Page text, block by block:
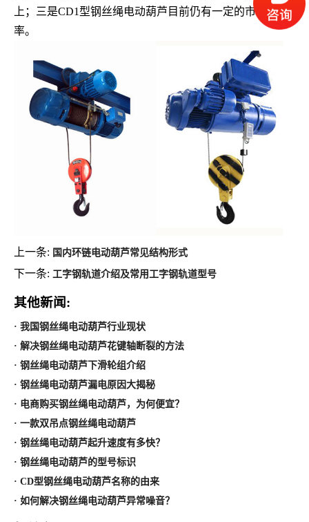
上；三是CD1型钢丝绳电动葫芦目前仍有一定的市场占有
率。
上一条: 国内环链电动葫芦常见结构形式
下一条: 工字钢轨道介绍及常用工字钢轨道型号
其他新闻:
· 我国钢丝绳电动葫芦行业现状
· 解决钢丝绳电动葫芦花键轴断裂的方法
· 钢丝绳电动葫芦下滑轮组介绍
· 钢丝绳电动葫芦漏电原因大揭秘
· 电商购买钢丝绳电动葫芦，为何便宜？
· 一款双吊点钢丝绳电动葫芦
· 钢丝绳电动葫芦起升速度有多快？
· 钢丝绳电动葫芦的型号标识
· CD型钢丝绳电动葫芦名称的由来
· 如何解决钢丝绳电动葫芦异常噪音？